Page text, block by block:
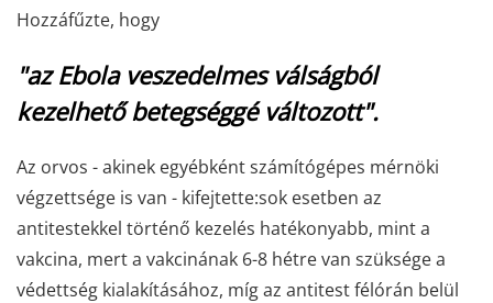
Hozzáfűzte, hogy
"az Ebola veszedelmes válságból
kezelhető betegséggé változott".
Az orvos - akinek egyébként számítógépes mérnöki
végzettsége is van - kifejtette:sok esetben az
antitestekkel történő kezelés hatékonyabb, mint a
vakcina, mert a vakcinának 6-8 hétre van szüksége a
védettség kialakításához, míg az antitest félórán belül